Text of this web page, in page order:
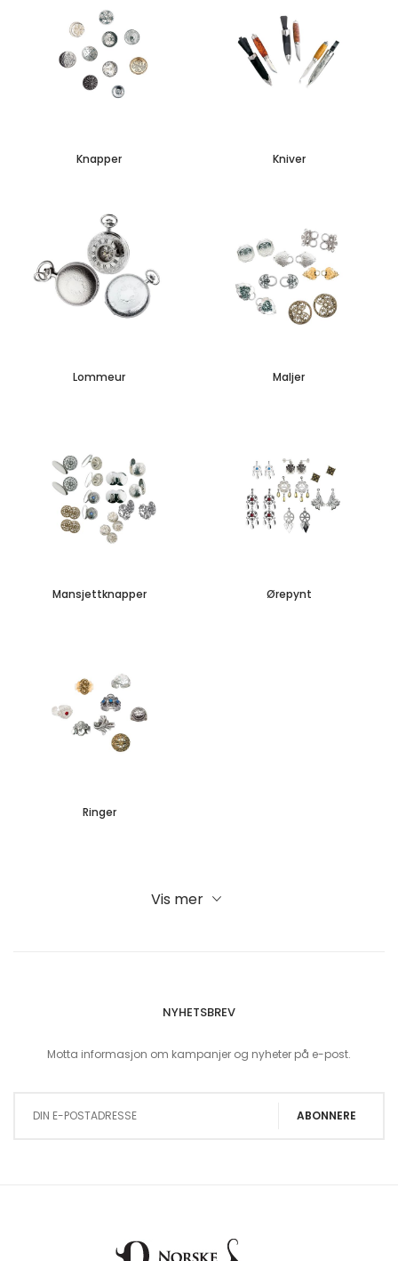
Knapper Kniver
Lommeur Maljer
Mansjettknapper Ørepynt
Ringer
Vis mer
NYHETSBREV
Motta informasjon om kampanjer og nyheter på e-post.
ABONNERE